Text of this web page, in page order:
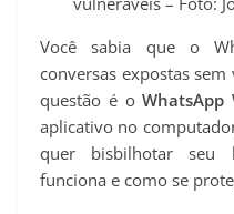
Você sabia que o
conversas expostas
questão é oWhatsApp
aplicativo no
quer bisbilhotar seu
funciona e como se